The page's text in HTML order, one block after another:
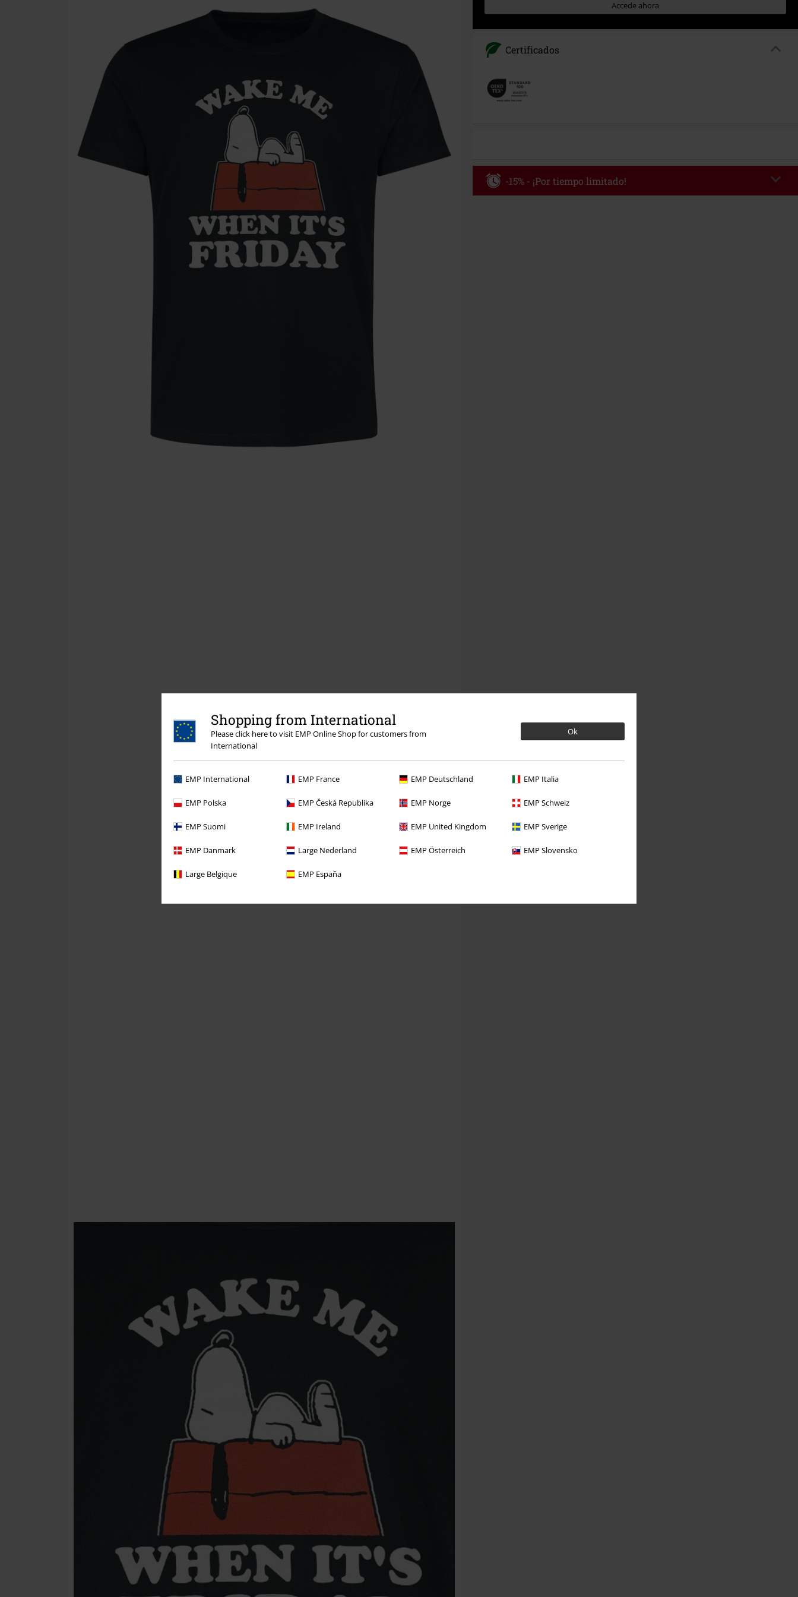
Shopping from International
Please click here to visit EMP Online Shop for customers from
International
Ok
EMP International EMP France EMP Deutschland EMP Italia
EMP Polska EMP Česká Republika EMP Norge EMP Schweiz
EMP Suomi EMP Ireland EMP United Kingdom EMP Sverige
EMP Danmark Large Nederland EMP Österreich EMP Slovensko
Large Belgique EMP España
Accede ahora
Certificados
-15% - ¡Por tiempo limitado!